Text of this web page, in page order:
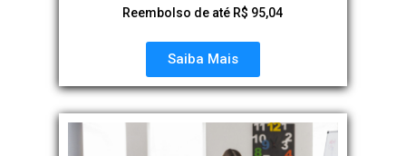
Reembolso de até R$ 95,04
Saiba Mais